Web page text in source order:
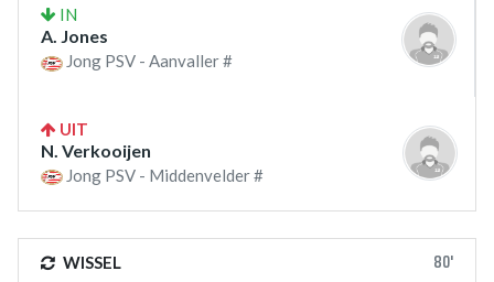
IN
A. Jones
Jong PSV - Aanvaller #
UIT
N. Verkooijen
Jong PSV - Middenvelder #
WISSEL 80'